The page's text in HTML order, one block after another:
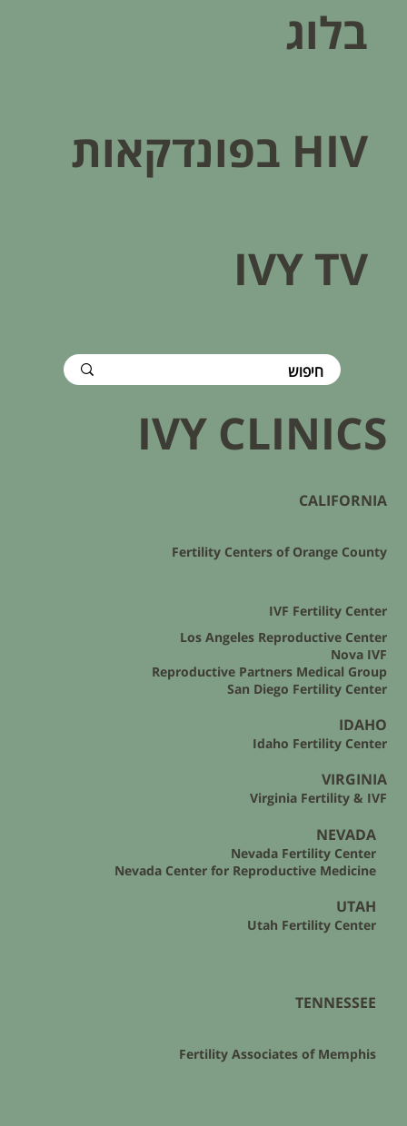
בלוג
HIV בפונדקאות​
IVY TV
NEVADA
Nevada Fertility Center
Nevada Center for Reproductive Medicine
UTAH
Utah Fertility Center
TENNESSEE
Fertility Associates of Memphis​
IVY CLINICS
CALIFORNIA
Fertility Centers of Orange County
IVF Fertility Center
Los Angeles Reproductive Center
Nova IVF
Reproductive Partners Medical Group
San Diego Fertility Center
IDAHO
Idaho Fertility Center
VIRGINIA
Virginia Fertility & IVF